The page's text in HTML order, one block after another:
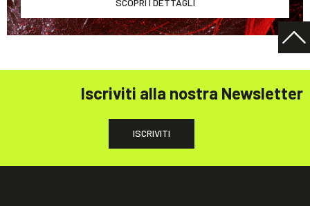
Iscriviti alla nostra Newsletter
ISCRIVITI